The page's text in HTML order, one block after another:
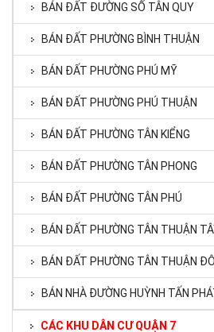
BÁN ĐẤT ĐƯỜNG SỐ TÂN QUY
BÁN ĐẤT PHƯỜNG BÌNH THUẬN
BÁN ĐẤT PHƯỜNG PHÚ MỸ
BÁN ĐẤT PHƯỜNG PHÚ THUẬN
BÁN ĐẤT PHƯỜNG TÂN KIỂNG
BÁN ĐẤT PHƯỜNG TÂN PHONG
BÁN ĐẤT PHƯỜNG TÂN PHÚ
BÁN ĐẤT PHƯỜNG TÂN THUẬN
BÁN ĐẤT PHƯỜNG TÂN THUẬN
BÁN NHÀ ĐƯỜNG HUỲNH TẤN
CÁC KHU DÂN CƯ QUẬN 7